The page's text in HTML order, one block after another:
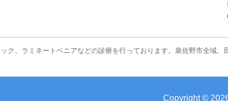
ク、ラミネートベニアなどの診療を行っております。泉佐野市全域、
Copyright ©